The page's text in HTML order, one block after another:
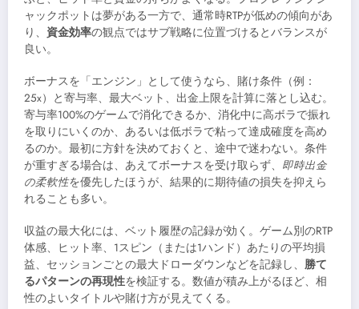
ャックポットは夢がある一方で、通常時RTPが低めの傾向があ
り、 資金効率の観点ではサブ戦略に位置づけるとバランスが
良い。
ボーナスを「エンジン」として使うなら、賭け条件（例：
25x）と寄与率、最大ベット、出金上限を計算に落とし込む。
寄与率100%のゲームで消化できるか、消化中に高ボラで振れ
を取りにいくのか、あるいは低ボラで粘って達成確度を高め
るのか。最初に方針を決めておくと、途中で迷わない。条件
が重すぎる場合は、あえてボーナスを受け取らず、 即時出金
の柔軟性を優先したほうが、結果的に期待値の損失を抑えら
れることも多い。
収益の最大化には、ベット履歴の記録が効く。ゲーム別のRTP
体感、ヒット率、1スピン（または1ハンド）あたりの平均損
益、セッションごとの最大ドローダウンなどを記録し、 勝て
るパターンの再現性を検証する。数値が積み上がるほど、相
性のよいタイトルや賭け方が見えてくる。